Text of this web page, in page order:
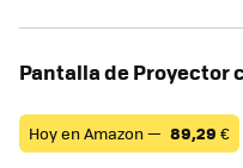
Pantalla de Proyector
Hoy en Amazon — 89,29 €